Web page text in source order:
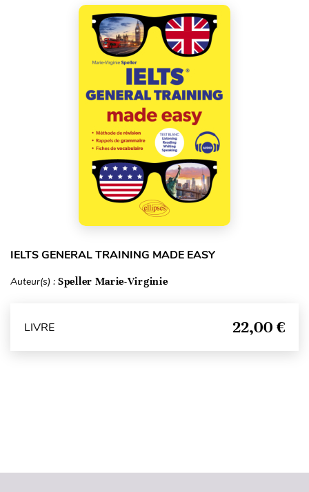
IELTS GENERAL TRAINING MADE EASY
Auteur(s) : Speller Marie-Virginie
LIVRE 22,00 €